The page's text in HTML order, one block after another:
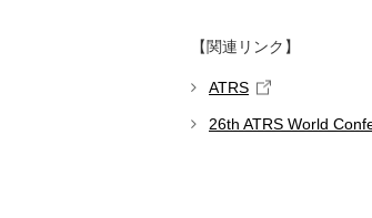
【関連リンク】
ATRS
26th ATRS World